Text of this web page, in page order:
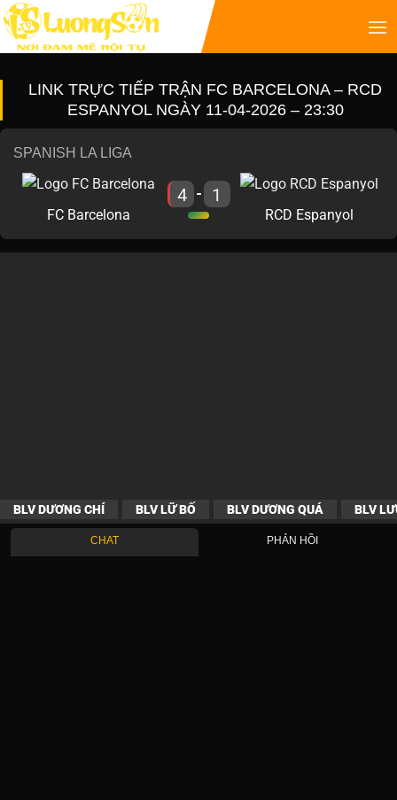
LINK TRỰC TIẾP TRẬN FC BARCELONA – RCD
ESPANYOL NGÀY 11-04-2026 – 23:30
SPANISH LA LIGA
FC Barcelona
4 - 1
RCD Espanyol
BLV DƯƠNG CHÍ BLV LỮ BỐ BLV DƯƠNG QUÁ BLV
CHAT PHẢN HỒI